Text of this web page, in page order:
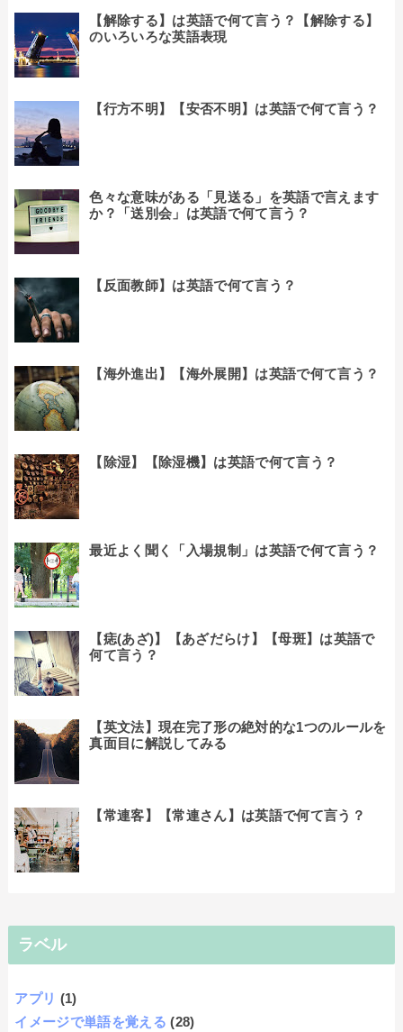
【解除する】は英語で何て言う？【解除する】
のいろいろな英語表現
【行方不明】【安否不明】は英語で何て言う？
色々な意味がある「見送る」を英語で言えます
か？「送別会」は英語で何て言う？
【反面教師】は英語で何て言う？
【海外進出】【海外展開】は英語で何て言う？
【除湿】【除湿機】は英語で何て言う？
最近よく聞く「入場規制」は英語で何て言う？
【痣(あざ)】【あざだらけ】【母斑】は英語で
何て言う？
【英文法】現在完了形の絶対的な1つのルールを
真面目に解説してみる
【常連客】【常連さん】は英語で何て言う？
ラベル
アプリ (1)
イメージで単語を覚える (28)